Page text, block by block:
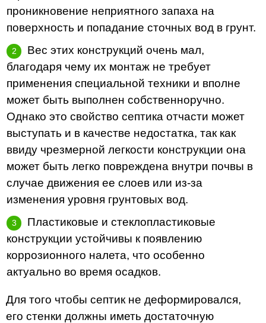
проникновение неприятного запаха на
поверхность и попадание сточных вод в грунт.
Вес этих конструкций очень мал,
благодаря чему их монтаж не требует
применения специальной техники и вполне
может быть выполнен собственноручно.
Однако это свойство септика отчасти может
выступать и в качестве недостатка, так как
ввиду чрезмерной легкости конструкции она
может быть легко повреждена внутри почвы в
случае движения ее слоев или из-за
изменения уровня грунтовых вод.
Пластиковые и стеклопластиковые
конструкции устойчивы к появлению
коррозионного налета, что особенно
актуально во время осадков.
Для того чтобы септик не деформировался,
его стенки должны иметь достаточную